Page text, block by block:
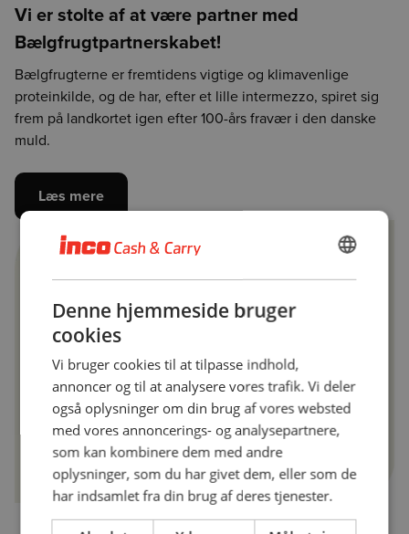
Vi er stolte af at være partner med
Bælgfrugtpartnerskabet!
Bælgfrugterne er fremtidens vigtige og klimavenlige
proteinkilde, og de har, efter et lille intermezzo, spiret sig
frem på landkortet igen efter 100-års fravær i den danske
muld.
Læs mere
Denne hjemmeside bruger
cookies
Vi bruger cookies til at tilpasse indhold,
annoncer og til at analysere vores trafik. Vi deler
også oplysninger om din brug af vores websted
med vores annoncerings- og analysepartnere,
som kan kombinere dem med andre
oplysninger, som du har givet dem, eller som de
har indsamlet fra din brug af deres tjenester.